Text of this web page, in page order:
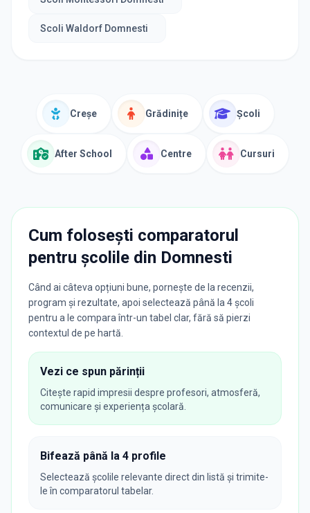
Scoli Waldorf Domnesti
Creșe Grădinițe Școli
After School Centre Cursuri
Cum folosești comparatorul
pentru școlile din Domnesti
Când ai câteva opțiuni bune, pornește de la recenzii,
program și rezultate, apoi selectează până la 4 școli
pentru a le compara într-un tabel clar, fără să pierzi
contextul de pe hartă.
Vezi ce spun părinții
Citește rapid impresii despre profesori, atmosferă,
comunicare și experiența școlară.
Bifează până la 4 profile
Selectează școlile relevante direct din listă și trimite-
le în comparatorul tabelar.